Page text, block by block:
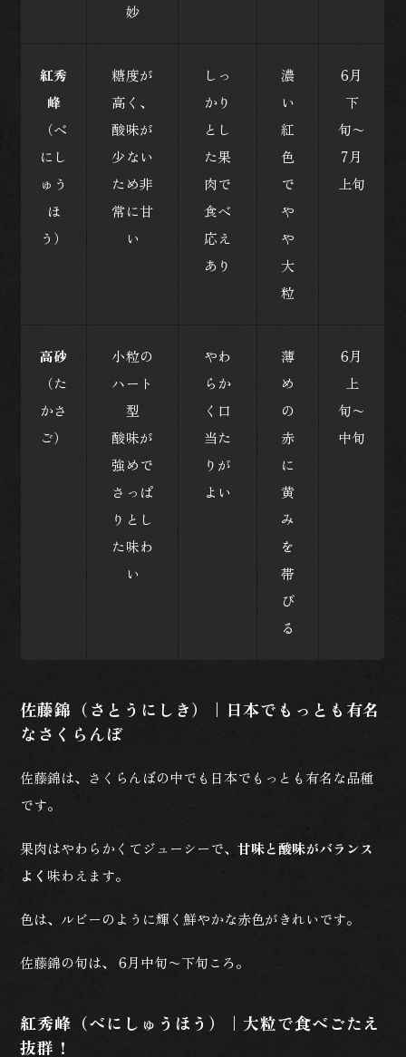
妙
紅秀
峰
（べ
にし
ゅう
ほ
う）
糖度が
高く、
酸味が
少ない
ため非
常に甘
い
しっ
かり
とし
た果
肉で
食べ
応え
あり
濃
い
紅
色
で
や
や
大
粒
6月
下
旬〜
7月
上旬
高砂
（た
かさ
ご）
小粒の
ハート
型
酸味が
強めで
さっぱ
りとし
た味わ
い
やわ
らか
く口
当た
りが
よい
薄
め
の
赤
に
黄
み
を
帯
び
る
6月
上
旬〜
中旬
佐藤錦（さとうにしき）｜日本でもっとも有名
なさくらんぼ
佐藤錦は、さくらんぼの中でも日本でもっとも有名な品種
です。
果肉はやわらかくてジューシーで、甘味と酸味がバランス
よく 味わえます。
色は、ルビーのように輝く鮮やかな赤色がきれいです。
佐藤錦の旬は、 6月中旬〜下旬ころ。
紅秀峰（べにしゅうほう）｜大粒で食べごたえ
抜群！